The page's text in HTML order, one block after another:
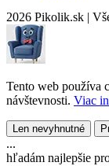
2026 Pikolik.sk |
Tento web používa
návštevnosti. Viac
Len nevyhnutné
...
hľadám najlepšie